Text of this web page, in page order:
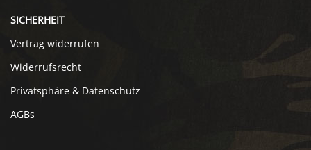
SICHERHEIT
Vertrag widerrufen
Widerrufsrecht
Privatsphäre & Datenschutz
AGBs